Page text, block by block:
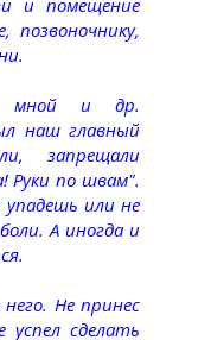
мной и др.
наш главный
запрещали
Руки по швам".
или не
А иногда и
Не принес
успел сделать